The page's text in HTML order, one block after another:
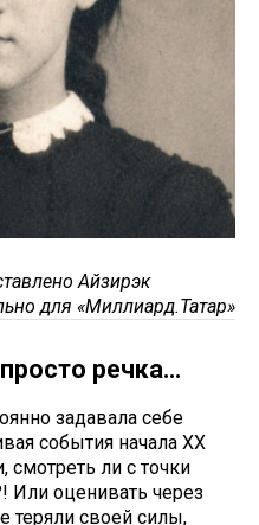
Айзирэк
для «Миллиард.Татар»
речка...
задавала себе
события начала XX
смотреть ли с точки
Или оценивать через
теряли своей силы,